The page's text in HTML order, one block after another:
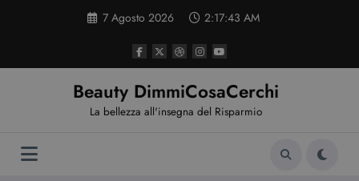
7 Agosto 2026 2:17:44 AM
Beauty DimmiCosaCerchi
La bellezza all'insegna del Risparmio